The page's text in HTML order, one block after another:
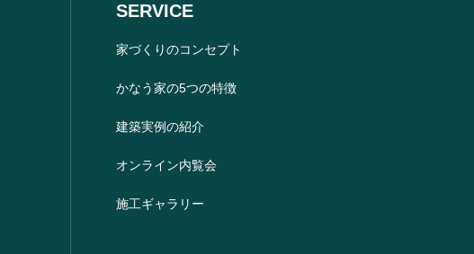
SERVICE
家づくりのコンセプト
かなう家の5つの特徴
建築実例の紹介
オンライン内覧会
施工ギャラリー